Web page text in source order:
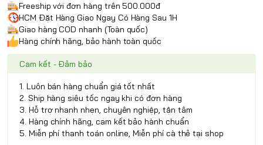
Freeship với đơn hàng trên 500.000đ
HCM Đặt Hàng Giao Ngay Có Hàng Sau 1H
Giao hàng COD nhanh (Toàn quốc)
Hàng chính hãng, bảo hành toàn quốc
Cam kết - Đảm bảo
1. Luôn bán hàng chuẩn giá tốt nhất
2. Ship hàng siêu tốc ngay khi có đơn hàng
3. Hỗ trợ nhanh nhẹn, chuyên nghiệp, tận tâm
4. Hàng chính hãng, cam kết bảo hành chuẩn
5. Miễn phí thanh toán online, Miễn phí cà thẻ tại shop